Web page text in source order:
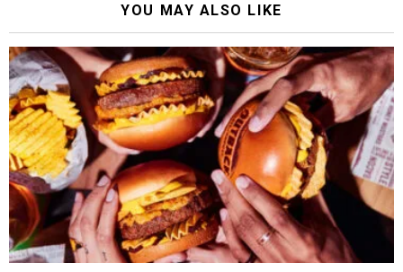
YOU MAY ALSO LIKE